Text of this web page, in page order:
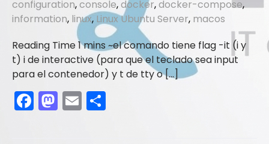
configuration,console,docker,docker-compose,
information, linux, Linux Ubuntu Server, macos
el comando tiene flag -it (i y
t) i de interactive (para que el teclado sea input
para el contenedor) y t de tty o […]
F
a
M
a
E
m